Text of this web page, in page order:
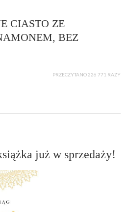
CIASTO ZE
BEZ
PRZECZYTANO 226 771 RAZY
już w sprzedaży!